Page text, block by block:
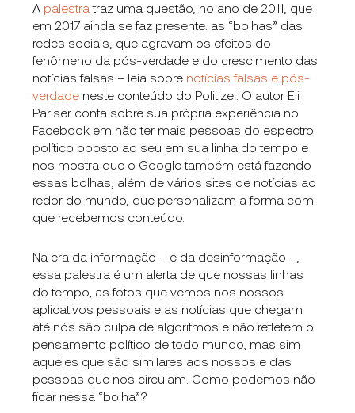
A palestra traz uma questão, no ano de 2011, que
em 2017 ainda se faz presente: as “bolhas” das
redes sociais, que agravam os efeitos do
fenômeno da pós-verdade e do crescimento das
notícias falsas – leia sobre notícias falsas e pós-
verdade neste conteúdo do Politize!. O autor Eli
Pariser conta sobre sua própria experiência no
Facebook em não ter mais pessoas do espectro
político oposto ao seu em sua linha do tempo e
nos mostra que o Google também está fazendo
essas bolhas, além de vários sites de notícias ao
redor do mundo, que personalizam a forma com
que recebemos conteúdo.
Na era da informação – e da desinformação –,
essa palestra é um alerta de que nossas linhas
do tempo, as fotos que vemos nos nossos
aplicativos pessoais e as notícias que chegam
até nós são culpa de algoritmos e não refletem o
pensamento político de todo mundo, mas sim
aqueles que são similares aos nossos e das
pessoas que nos circulam. Como podemos não
ficar nessa “bolha”?